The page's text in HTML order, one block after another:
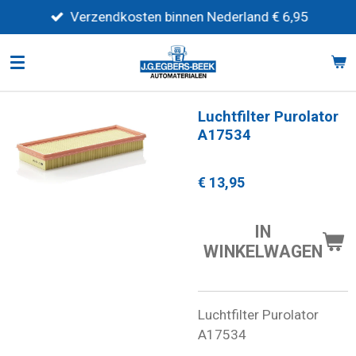
direct
naar
Verzendkosten binnen Nederland € 6,95
Luchtfilter Purolator
A17534
€ 13,95
IN
WINKELWAGEN
Luchtfilter Purolator
A17534